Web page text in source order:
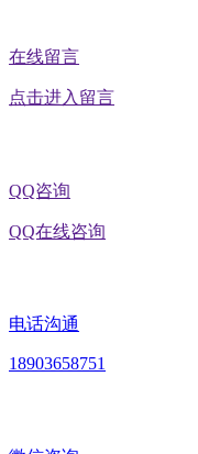
在线留言
点击进入留言
QQ咨询
QQ在线咨询
电话沟通
18903658751